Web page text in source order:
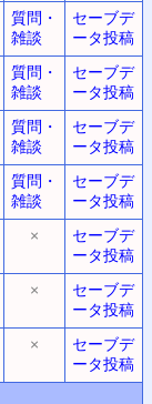
質問・
雑談
セーブデ
ータ投稿
質問・
雑談
セーブデ
ータ投稿
質問・
雑談
セーブデ
ータ投稿
質問・
雑談
セーブデ
ータ投稿
×
セーブデ
ータ投稿
×
セーブデ
ータ投稿
×
セーブデ
ータ投稿